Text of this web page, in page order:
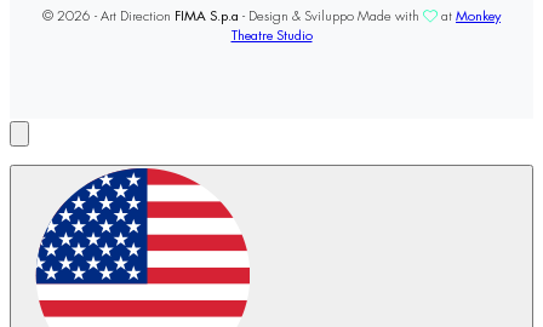
© 2026 - Art Direction FIMA S.p.a - Design & Sviluppo Made with at Monkey
Theatre Studio